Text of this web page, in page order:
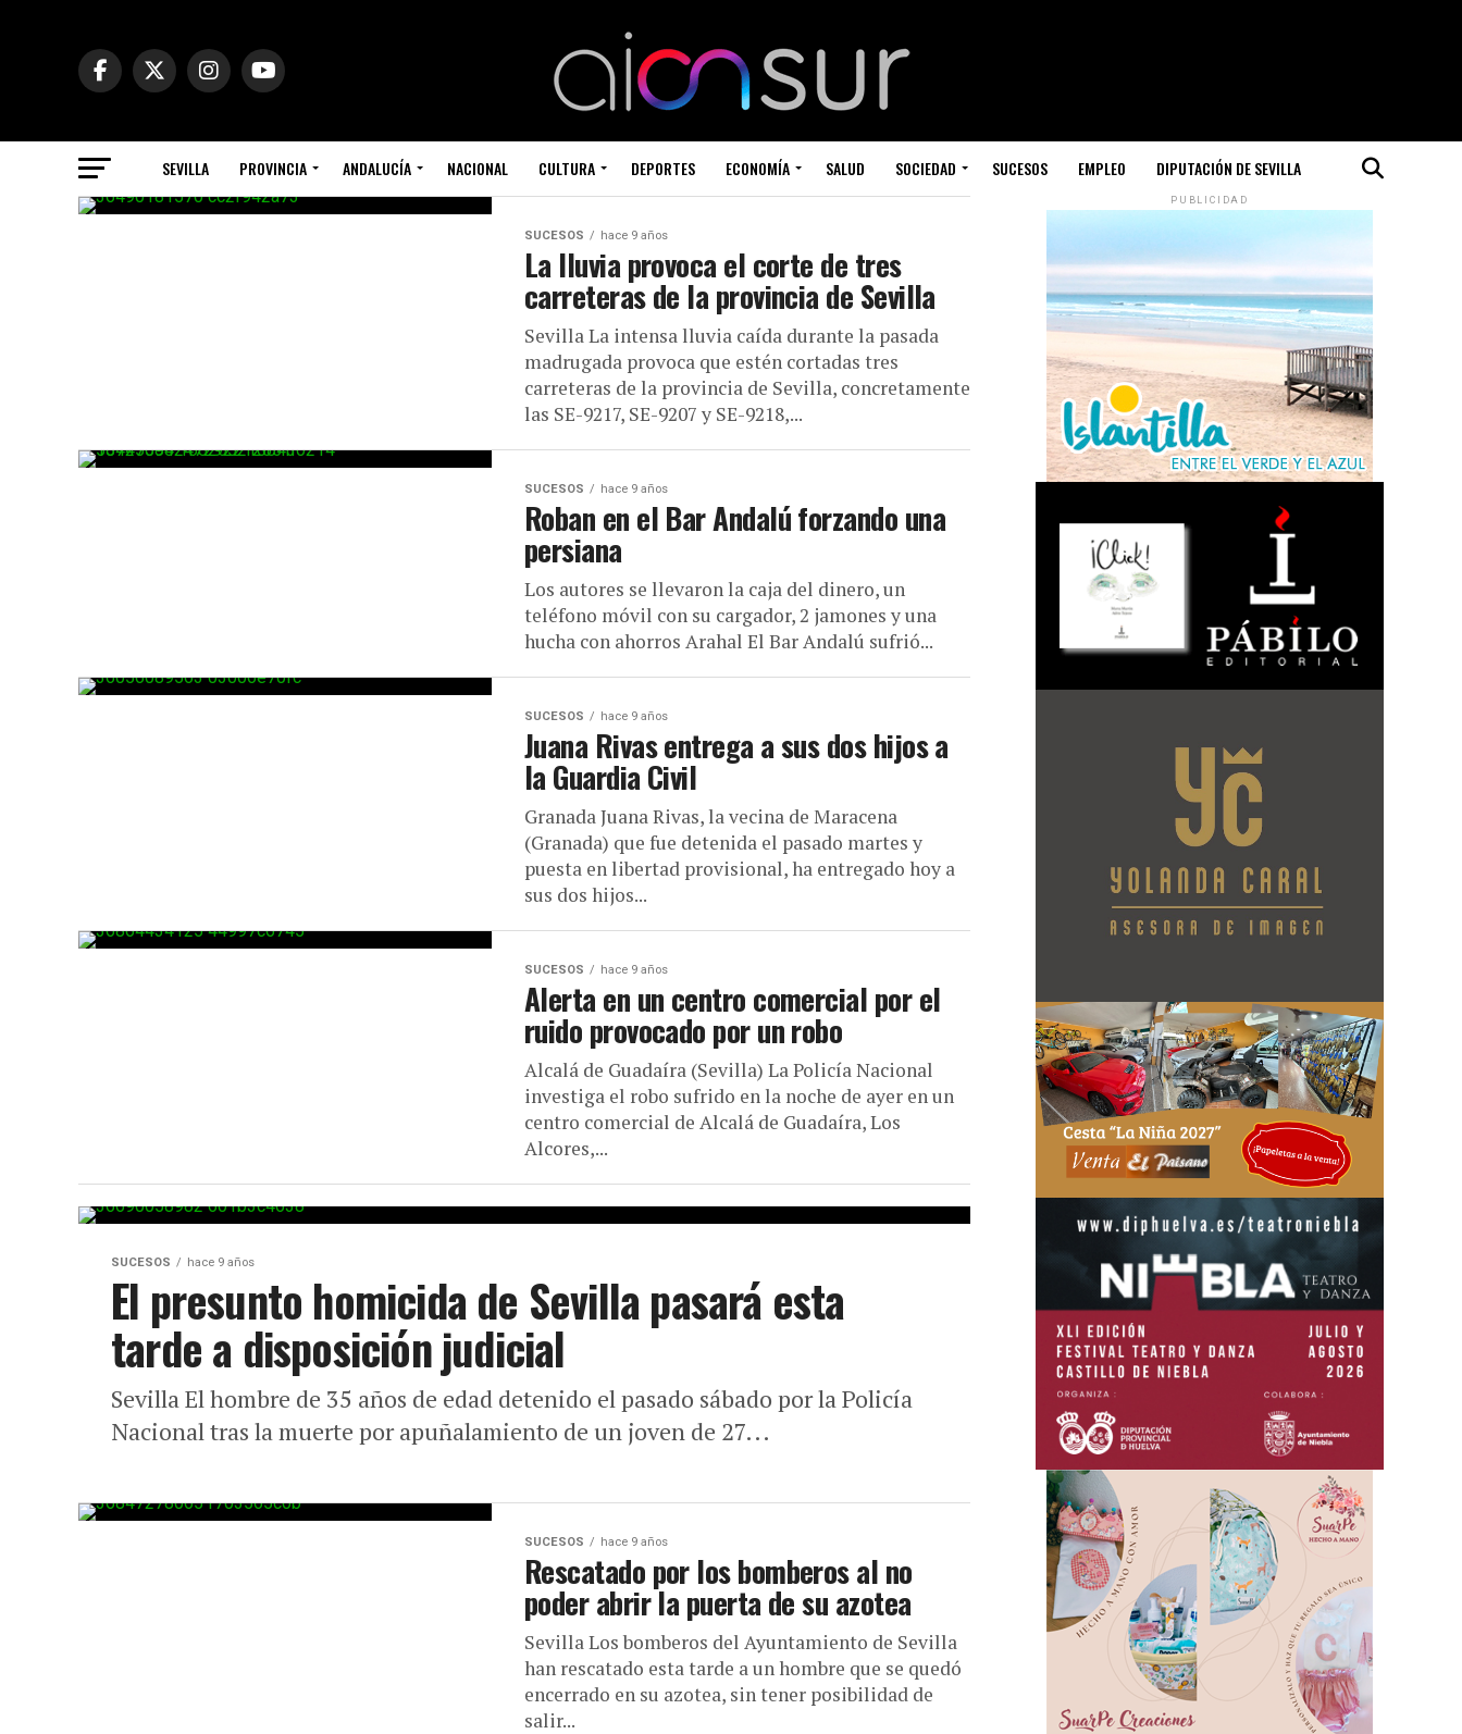
SEVILLA PROVINCIA ANDALUCÍA NACIONAL CULTURA DEPORTES ECONOMÍA SALUD SOCIEDAD SUCESOS EMPLEO DIPUTACIÓN DE SEVILLA
SUCESOS hace 9 años
La lluvia provoca el corte de tres
carreteras de la provincia de Sevilla
Sevilla La intensa lluvia caída durante la pasada
madrugada provoca que estén cortadas tres
carreteras de la provincia de Sevilla, concretamente
las SE-9217, SE-9207 y SE-9218,...
SUCESOS hace 9 años
Roban en el Bar Andalú forzando una
persiana
Los autores se llevaron la caja del dinero, un
teléfono móvil con su cargador, 2 jamones y una
hucha con ahorros Arahal El Bar Andalú sufrió...
SUCESOS hace 9 años
Juana Rivas entrega a sus dos hijos a
la Guardia Civil
Granada Juana Rivas, la vecina de Maracena
(Granada) que fue detenida el pasado martes y
puesta en libertad provisional, ha entregado hoy a
sus dos hijos...
SUCESOS hace 9 años
Alerta en un centro comercial por el
ruido provocado por un robo
Alcalá de Guadaíra (Sevilla) La Policía Nacional
investiga el robo sufrido en la noche de ayer en un
centro comercial de Alcalá de Guadaíra, Los
Alcores,...
SUCESOS hace 9 años
El presunto homicida de Sevilla pasará esta
tarde a disposición judicial
Sevilla El hombre de 35 años de edad detenido el pasado sábado por la Policía
Nacional tras la muerte por apuñalamiento de un joven de 27...
SUCESOS hace 9 años
Rescatado por los bomberos al no
poder abrir la puerta de su azotea
Sevilla Los bomberos del Ayuntamiento de Sevilla
han rescatado esta tarde a un hombre que se quedó
encerrado en su azotea, sin tener posibilidad de
salir...
PUBLICIDAD